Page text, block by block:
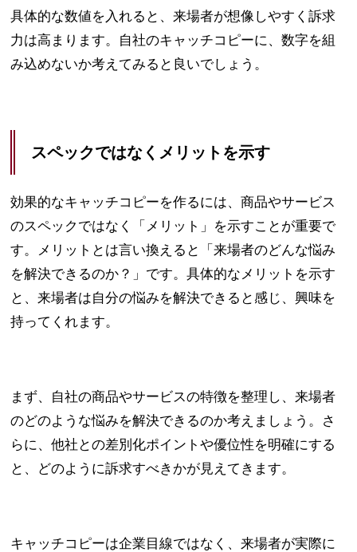
具体的な数値を入れると、来場者が想像しやすく訴求
力は高まります。自社のキャッチコピーに、数字を組
み込めないか考えてみると良いでしょう。
スペックではなくメリットを示す
効果的なキャッチコピーを作るには、商品やサービス
のスペックではなく「メリット」を示すことが重要で
す。メリットとは言い換えると「来場者のどんな悩み
を解決できるのか？」です。具体的なメリットを示す
と、来場者は自分の悩みを解決できると感じ、興味を
持ってくれます。
まず、自社の商品やサービスの特徴を整理し、来場者
のどのような悩みを解決できるのか考えましょう。さ
らに、他社との差別化ポイントや優位性を明確にする
と、どのように訴求すべきかが見えてきます。
キャッチコピーは企業目線ではなく、来場者が実際に